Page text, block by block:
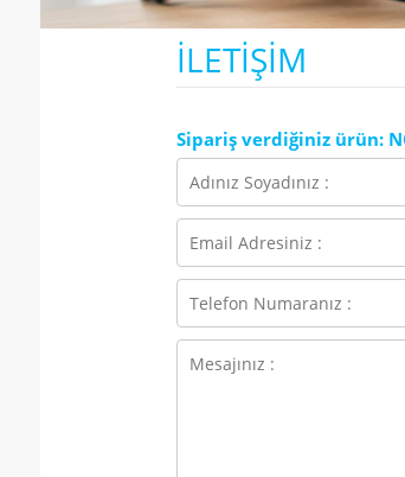
İLETİŞİM
Sipariş verdiğiniz ürün: